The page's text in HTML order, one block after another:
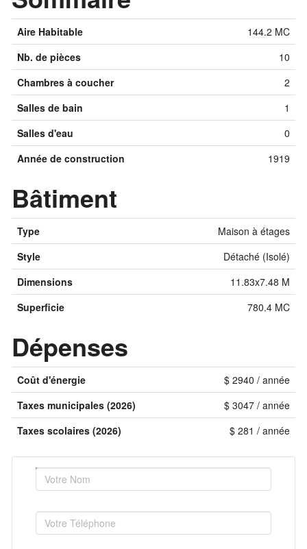
Aire Habitable
144.2 MC
Nb. de pièces
10
Chambres à coucher
2
Salles de bain
1
Salles d'eau
0
Année de construction
1919
Bâtiment
Type
Maison à étages
Style
Détaché (Isolé)
Dimensions
11.83x7.48 M
Superficie
780.4 MC
Dépenses
Coût d'énergie
$ 2940 / année
Taxes municipales (2026)
$ 3047 / année
Taxes scolaires (2026)
$ 281 / année